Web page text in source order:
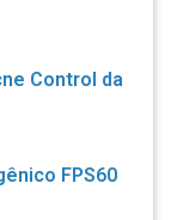
Control da
FPS60